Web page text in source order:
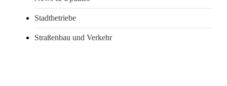
Stadtbetriebe(4 Beiträge)
Straßenbau und Verkehr(1 Beiträge)